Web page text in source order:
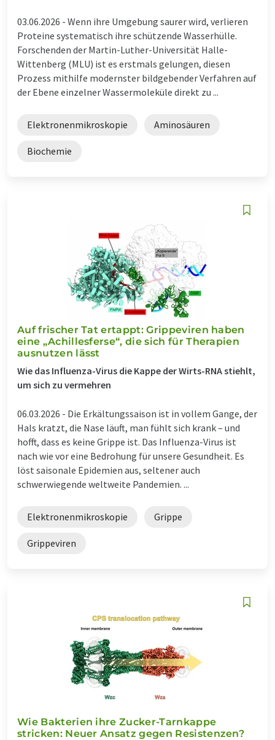
03.06.2026 - Wenn ihre Umgebung saurer wird, verlieren
Proteine systematisch ihre schützende Wasserhülle.
Forschenden der Martin-Luther-Universität Halle-
Wittenberg (MLU) ist es erstmals gelungen, diesen
Prozess mithilfe modernster bildgebender Verfahren auf
der Ebene einzelner Wassermoleküle direkt zu ...
Elektronenmikroskopie Aminosäuren
Biochemie
Auf frischer Tat ertappt: Grippeviren haben
eine „Achillesferse“, die sich für Therapien
ausnutzen lässt
Wie das Influenza-Virus die Kappe der Wirts-RNA stiehlt,
um sich zu vermehren
06.03.2026 - Die Erkältungssaison ist in vollem Gange, der
Hals kratzt, die Nase läuft, man fühlt sich krank – und
hofft, dass es keine Grippe ist. Das Influenza-Virus ist
nach wie vor eine Bedrohung für unsere Gesundheit. Es
löst saisonale Epidemien aus, seltener auch
schwerwiegende weltweite Pandemien. ...
Elektronenmikroskopie Grippe
Grippeviren
Wie Bakterien ihre Zucker-Tarnkappe
stricken: Neuer Ansatz gegen Resistenzen?